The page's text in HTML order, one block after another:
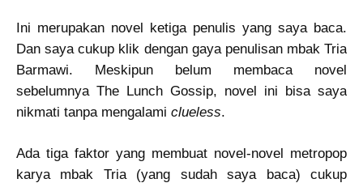
Ini merupakan novel ketiga penulis yang saya baca.
Dan saya cukup klik dengan gaya penulisan mbak Tria
Barmawi. Meskipun belum membaca novel
sebelumnya The Lunch Gossip, novel ini bisa saya
nikmati tanpa mengalami clueless.
Ada tiga faktor yang membuat novel-novel metropop
karya mbak Tria (yang sudah saya baca) cukup